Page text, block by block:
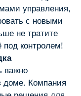
управления,
с новыми
не тратите
под контролем!
важно
доме. Компания